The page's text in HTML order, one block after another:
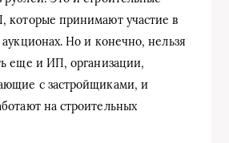
принимают участие в
аукционах. Но и конечно, нельзя
еще и ИП, организации,
с застройщиками, и
на строительных